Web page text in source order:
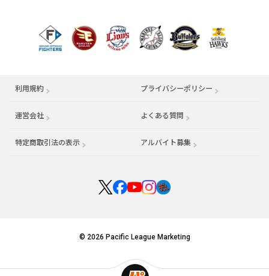
利用規約 プライバシーポリシー
運営会社 （別ウィンドウで開く） よくある質問
特定商取引法の表示 アルバイト募集 （別ウィンドウで開く
© 2026 Pacific League Marketing